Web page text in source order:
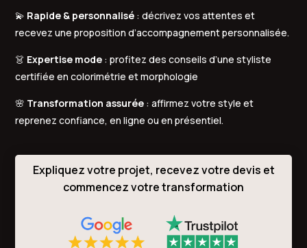
💫 Rapide & personnalisé : décrivez vos attentes et
recevez une proposition d’accompagnement personnalisée.
👗 Expertise mode : profitez des conseils d’une styliste
certifiée en colorimétrie et morphologie
🌸 Transformation assurée : affirmez votre style et
reprenez confiance, en ligne ou en présentiel.
Expliquez votre projet, recevez votre devis et
commencez votre transformation